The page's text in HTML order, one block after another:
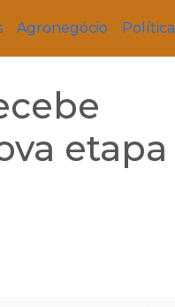
Agronegócio Política
etapa